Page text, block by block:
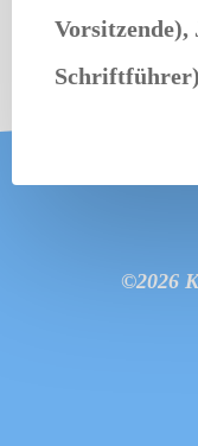
Vorsitzende),
Schriftführer)
©2026